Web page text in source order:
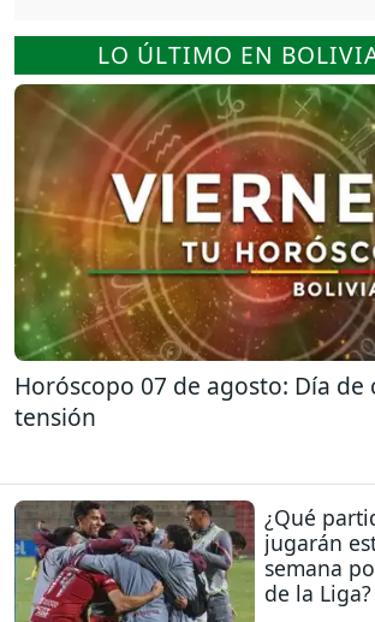
LO ÚLTIMO EN
Horóscopo 07 de agosto: Día de
tensión
¿Qué
jugarán
semana
de la Liga?